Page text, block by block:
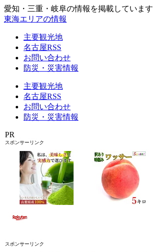
愛知・三重・岐阜の情報を掲載しています
東海エリアの情報
主要観光地
名古屋RSS
お問い合わせ
防災・災害情報
主要観光地
名古屋RSS
お問い合わせ
防災・災害情報
PR
スポンサーリンク
スポンサーリンク